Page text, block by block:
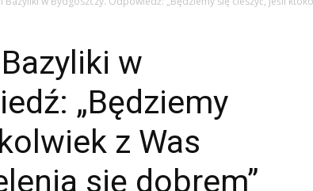
w
„Będziemy
z Was
się dobrem”